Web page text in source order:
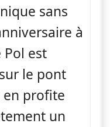
sans
à
est
le pont
en profite
un